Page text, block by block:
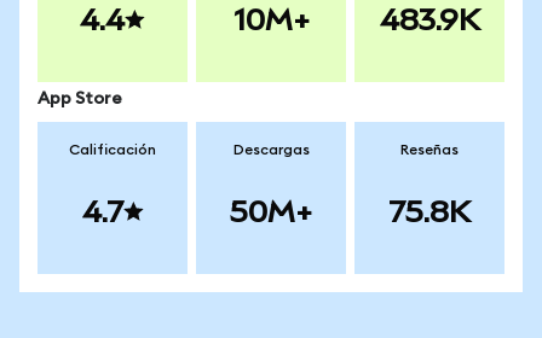
4.4 10M+ 483.9K
App Store
Calificación
4.7
Descargas
50M+
Reseñas
75.8K